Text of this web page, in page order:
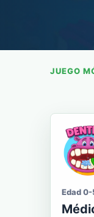
JUEGO
Edad 0-